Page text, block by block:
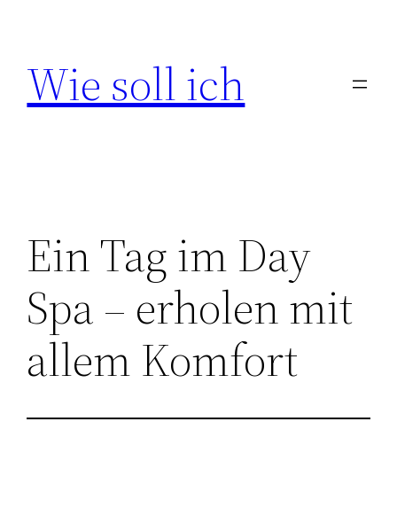
springen
Wie soll ich
Ein Tag im Day
Spa – erholen mit
allem Komfort